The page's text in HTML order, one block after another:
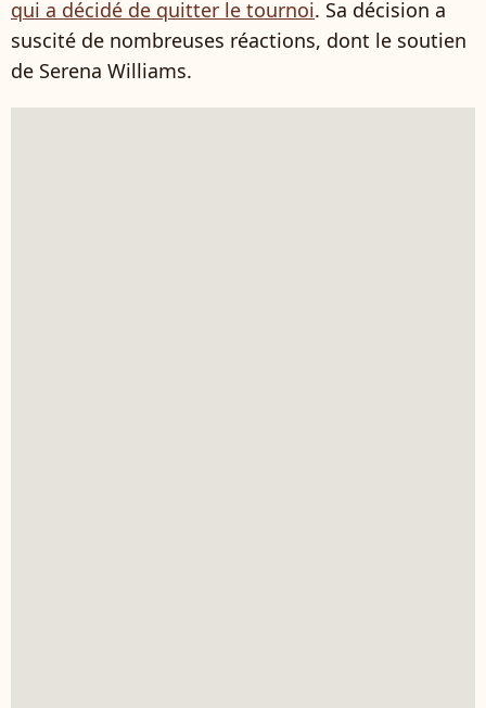
qui a décidé de quitter le tournoi. Sa décision a
suscité de nombreuses réactions, dont le soutien
de Serena Williams.